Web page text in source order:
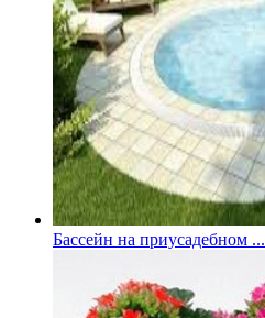
Бассейн на приусадебном ...